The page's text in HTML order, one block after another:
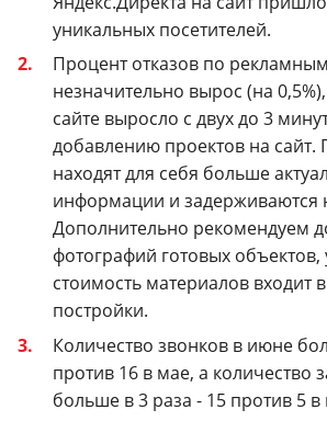
уникальных посетителей.
Процент отказов по
незначительно вырос (на
сайте выросло с двух до 3
добавлению проектов на сайт.
находят для себя больше
информации и задерживаются
Дополнительно рекомендуем
фотографий готовых объектов,
стоимость материалов входит
постройки.
Количество звонков в июне
против 16 в мае, а количество
больше в 3 раза - 15 против 5 в